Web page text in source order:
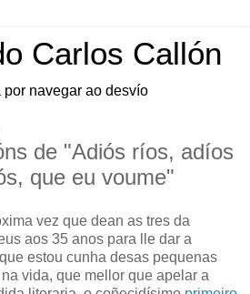
Carlos Callón
navegar ao desvío
de "Adiós ríos, adíos
que eu voume"
vez que dean as tres da
aos 35 anos para lle dar a
estou cunha desas pequenas
vida, que mellor que apelar a